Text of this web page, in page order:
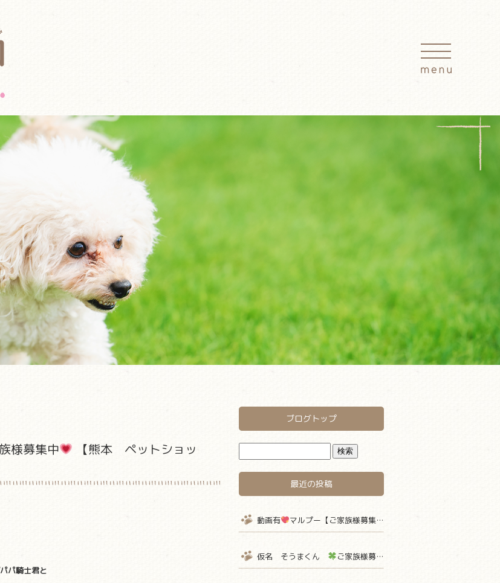
様募集中
【熊本 ペットショッ
パ騎士君と
ブログトップ
最近の投稿
動画有 マルプー【ご家族様募集中】 仮名キャラメル君
仮名 そうまくん ご家族様募集中